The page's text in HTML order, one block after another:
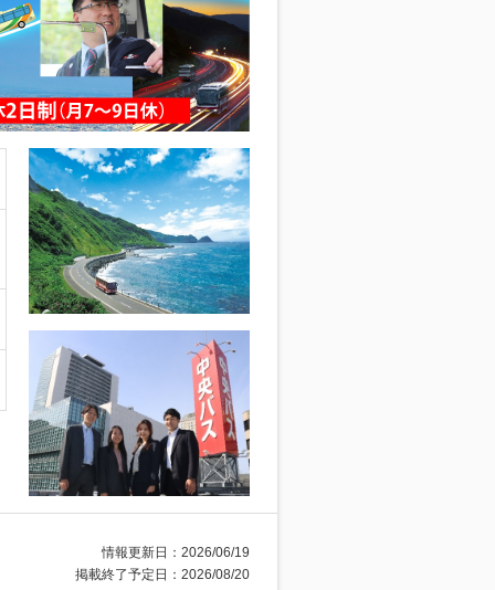
情報更新日：2026/06/19
掲載終了予定日：2026/08/20